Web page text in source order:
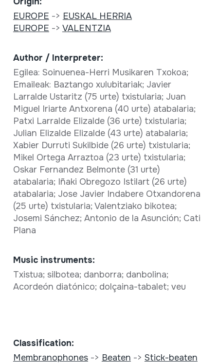
EUROPE -> EUSKAL HERRIA
EUROPE -> VALENTZIA
Author / Interpreter:
Egilea: Soinuenea-Herri Musikaren Txokoa;
Emaileak: Baztango xulubitariak; Javier
Larralde Ustaritz (75 urte) txistularia; Juan
Miguel Iriarte Antxorena (40 urte) atabalaria;
Patxi Larralde Elizalde (36 urte) txistularia;
Julian Elizalde Elizalde (43 urte) atabalaria;
Xabier Durruti Sukilbide (26 urte) txistularia;
Mikel Ortega Arraztoa (23 urte) txistularia;
Oskar Fernandez Belmonte (31 urte)
atabalaria; Iñaki Obregozo Istilart (26 urte)
atabalaria; Jose Javier Indabere Otxandorena
(25 urte) txistularia; Valentziako bikotea;
Josemi Sánchez; Antonio de la Asunción; Cati
Plana
Music instruments:
Txistua; silbotea; danborra; danbolina;
Acordeón diatónico; dolçaina-tabalet; veu
Classification:
Membranophones-> Beaten -> Stick-beaten